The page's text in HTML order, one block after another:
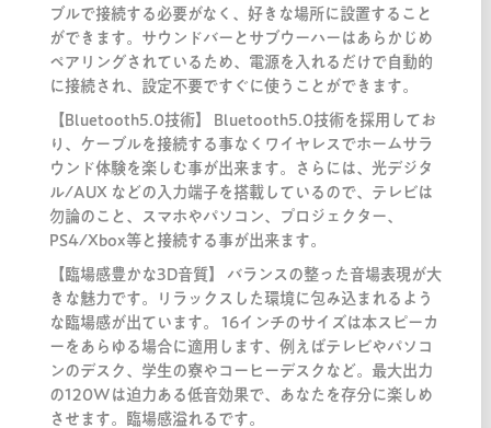
ブルで接続する必要がなく、好きな場所に設置すること
ができます。サウンドバーとサブウーハーはあらかじめ
ペアリングされているため、電源を入れるだけで自動的
に接続され、設定不要ですぐに使うことができます。
【Bluetooth5.0技術】 Bluetooth5.0技術を採用してお
り、ケーブルを接続する事なくワイヤレスでホームサラ
ウンド体験を楽しむ事が出来ます。さらには、光デジタ
ル/AUX などの入力端子を搭載しているので、テレビは
勿論のこと、スマホやパソコン、プロジェクター、
PS4/Xbox等と接続する事が出来ます。
【臨場感豊かな3D音質】 バランスの整った音場表現が大
きな魅力です。リラックスした環境に包み込まれるよう
な臨場感が出ています。 16インチのサイズは本スピーカ
ーをあらゆる場合に適用します、例えばテレビやパソコ
ンのデスク、学生の寮やコーヒーデスクなど。最大出力
の120Wは迫力ある低音効果で、あなたを存分に楽しめ
させます。臨場感溢れるです。